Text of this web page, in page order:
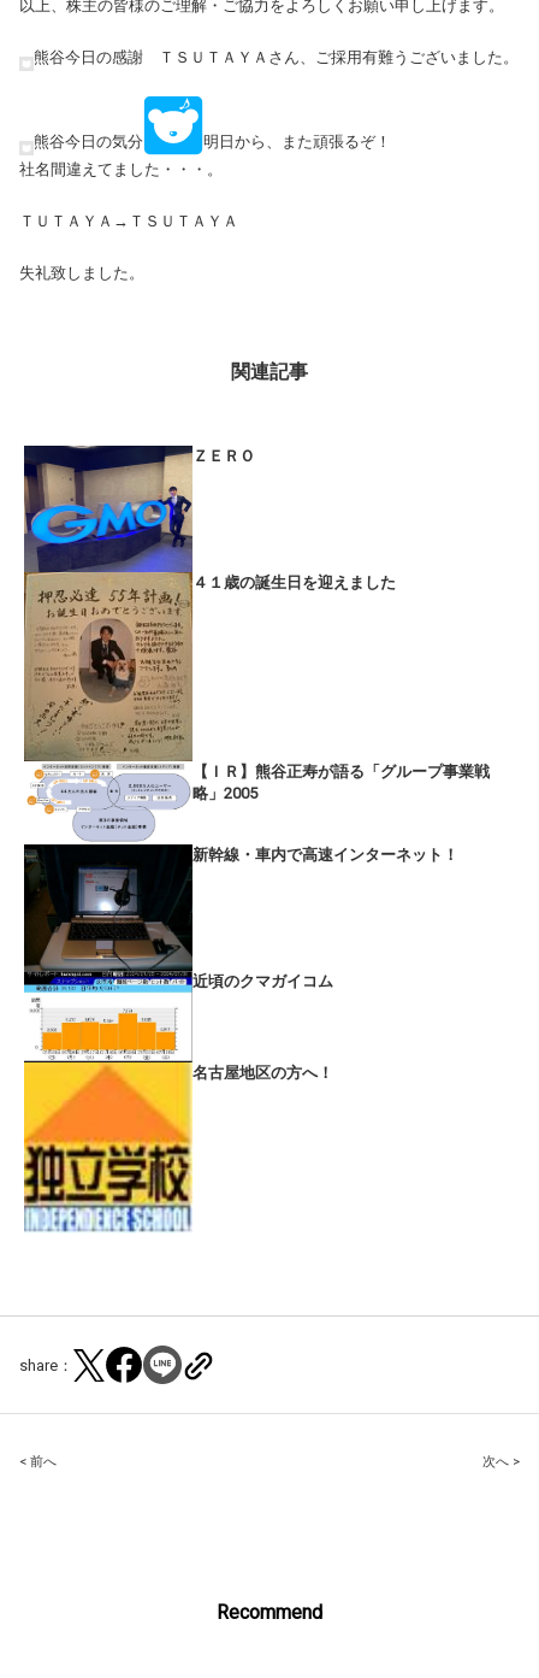
以上、株主の皆様のご理解・ご協力をよろしくお願い申し上げます。
熊谷今日の感謝 ＴＳＵＴＡＹＡさん、ご採用有難うございました。
熊谷今日の気分
明日から、また頑張るぞ！
社名間違えてました・・・。
ＴＵＴＡＹＡ→ＴＳＵＴＡＹＡ
失礼致しました。
関連記事
ＺＥＲＯ
４１歳の誕生日を迎えました
【ＩＲ】熊谷正寿が語る「グループ事業戦
略」2005
新幹線・車内で高速インターネット！
近頃のクマガイコム
名古屋地区の方へ！
share：
Post
< 前へ 次へ >
Recommend